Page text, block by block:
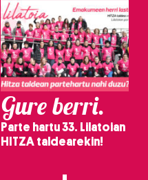
Gure berri.
Parte hartu 33. Lilatoian
HITZA taldearekin!